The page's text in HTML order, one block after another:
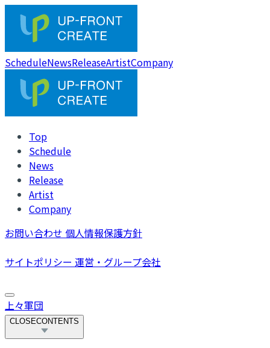
ScheduleNewsReleaseArtistCompany
Top
Schedule
News
Release
Artist
Company
お問い合わせ 個人情報保護方針
サイトポリシー 運営・グループ会社
上々軍団
CLOSECONTENTS